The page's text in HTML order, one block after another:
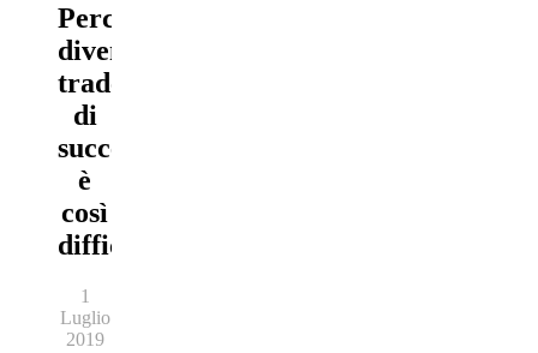
Perchè
diventare
trader
di
successo
è
così
difficile?
1
Luglio
2019